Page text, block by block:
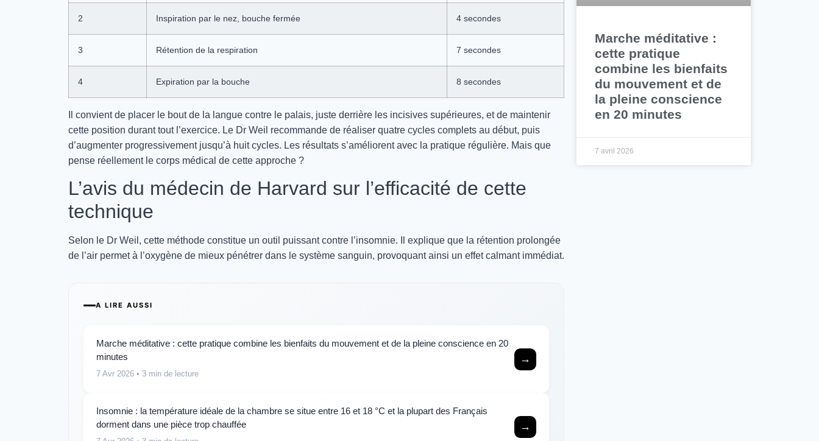
Marche méditative :
cette pratique
combine les bienfaits
du mouvement et de
la pleine conscience
en 20 minutes
7 avril 2026
2 Inspiration par le nez, bouche fermée 4 secondes
3 Rétention de la respiration 7 secondes
4 Expiration par la bouche 8 secondes
Il convient de placer le bout de la langue contre le palais, juste derrière les incisives supérieures, et de maintenir
cette position durant tout l’exercice. Le Dr Weil recommande de réaliser quatre cycles complets au début, puis
d’augmenter progressivement jusqu’à huit cycles. Les résultats s’améliorent avec la pratique régulière. Mais que
pense réellement le corps médical de cette approche ?
L’avis du médecin de Harvard sur l’efficacité de cette
technique
Selon le Dr Weil, cette méthode constitue un outil puissant contre l’insomnie. Il explique que la rétention prolongée
de l’air permet à l’oxygène de mieux pénétrer dans le système sanguin, provoquant ainsi un effet calmant immédiat.
A LIRE AUSSI
Marche méditative : cette pratique combine les bienfaits du mouvement et de la pleine conscience en 20
minutes
7 Avr 2026 • 3 min de lecture
→
Insomnie : la température idéale de la chambre se situe entre 16 et 18 °C et la plupart des Français
dorment dans une pièce trop chauffée
→